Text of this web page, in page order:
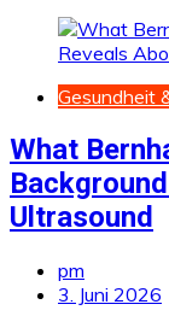
Gesundheit
What
Ultrasound
pm
3. Juni 2026